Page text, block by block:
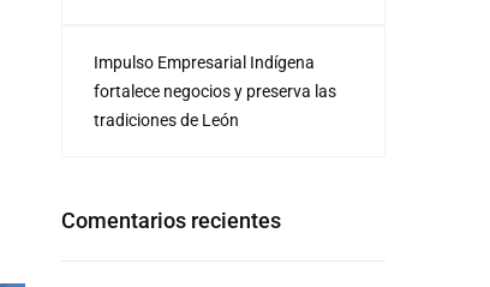
Impulso Empresarial Indígena
fortalece negocios y preserva las
tradiciones de León
Comentarios recientes